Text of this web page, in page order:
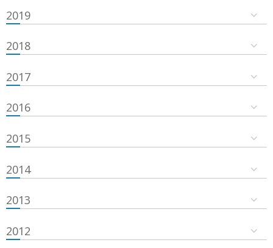
2019
2018
2017
2016
2015
2014
2013
2012